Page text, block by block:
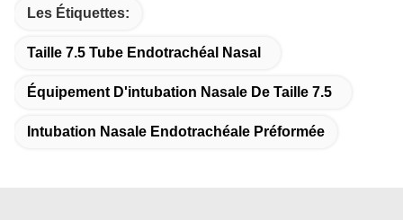
Les Étiquettes:
Taille 7.5 Tube Endotrachéal Nasal
Équipement D'intubation Nasale De Taille 7.5
Intubation Nasale Endotrachéale Préformée